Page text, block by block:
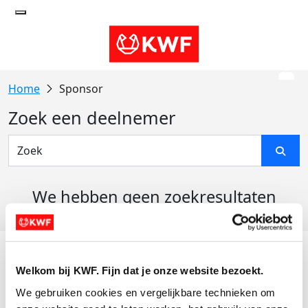
Welkom bij KWF. Fijn dat je onze website bezoekt.
We gebruiken cookies en vergelijkbare technieken om
Sponsor
Zoek een deelnemer
We hebben geen zoekresultaten
Actiematerialen
Evenementen